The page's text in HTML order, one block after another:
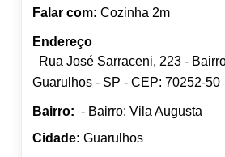
Falar com: Cozinha 2m
Endereço
Rua José Sarraceni, 223 -
Guarulhos - SP - CEP: 70252-50
Bairro: - Bairro: Vila Augusta
Cidade: Guarulhos